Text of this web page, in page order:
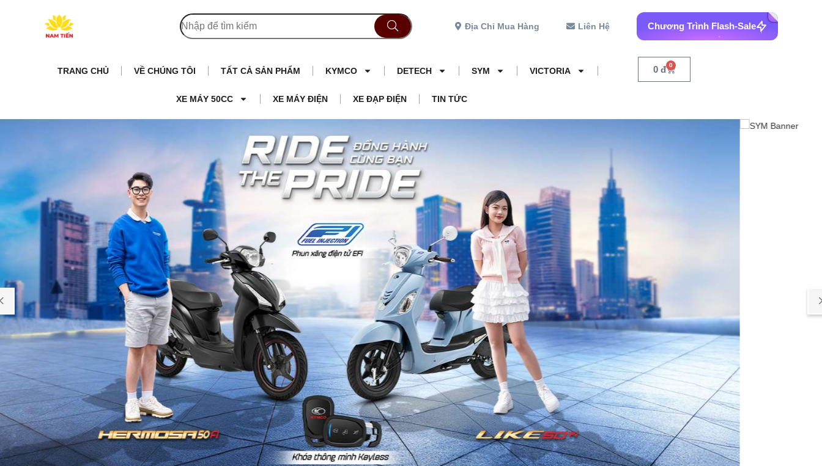
Địa Chỉ Mua Hàng Liên Hệ Chương Trình Flash-Sale
TRANG CHỦ VỀ CHÚNG TÔI TẤT CẢ SẢN PHẨM KYMCO DETECH SYM VICTORIA
XE MÁY 50CC XE MÁY ĐIỆN XE ĐẠP ĐIỆN TIN TỨC
0 đ 0